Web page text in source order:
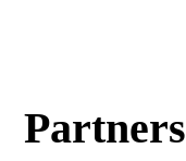
Partners